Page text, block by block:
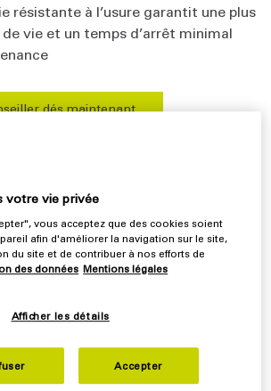
résistante à l’usure garantit une plus
vie et un temps d’arrêt minimal
dés maintenant
de séparation de
la solution adéquate
processus
dans l'industrie
sont des machines à tâches
minière - essentiellement pour
votre vie privée
vous acceptez que des cookies soient
afin d'améliorer la navigation sur le site,
du site et de contribuer à nos efforts de
des données Mentions légales
Afficher les détails
Accepter